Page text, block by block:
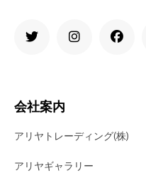
会社案内
アリヤトレーディング(株)
アリヤギャラリー